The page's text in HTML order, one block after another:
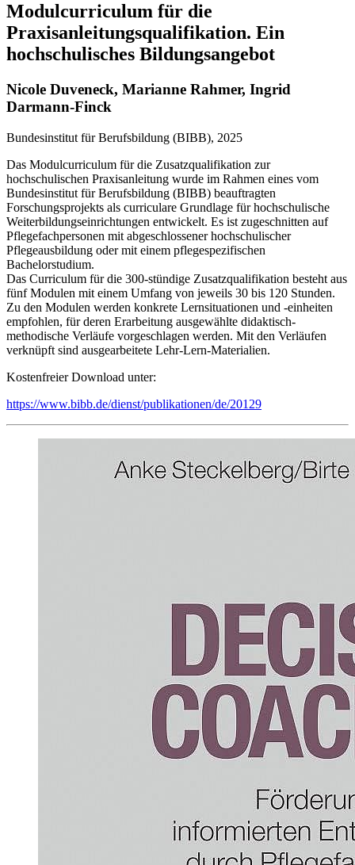
Modulcurriculum für die
Praxisanleitungsqualifikation. Ein
hochschulisches Bildungsangebot
Nicole Duveneck, Marianne Rahmer, Ingrid
Darmann-Finck
Bundesinstitut für Berufsbildung (BIBB), 2025
Das Modulcurriculum für die Zusatzqualifikation zur
hochschulischen Praxisanleitung wurde im Rahmen eines vom
Bundesinstitut für Berufsbildung (BIBB) beauftragten
Forschungsprojekts als curriculare Grundlage für hochschulische
Weiterbildungseinrichtungen entwickelt. Es ist zugeschnitten auf
Pflegefachpersonen mit abgeschlossener hochschulischer
Pflegeausbildung oder mit einem pflegespezifischen
Bachelorstudium.
Das Curriculum für die 300-stündige Zusatzqualifikation besteht aus
fünf Modulen mit einem Umfang von jeweils 30 bis 120 Stunden.
Zu den Modulen werden konkrete Lernsituationen und -einheiten
empfohlen, für deren Erarbeitung ausgewählte didaktisch-
methodische Verläufe vorgeschlagen werden. Mit den Verläufen
verknüpft sind ausgearbeitete Lehr-Lern-Materialien.
Kostenfreier Download unter:
https://www.bibb.de/dienst/publikationen/de/20129